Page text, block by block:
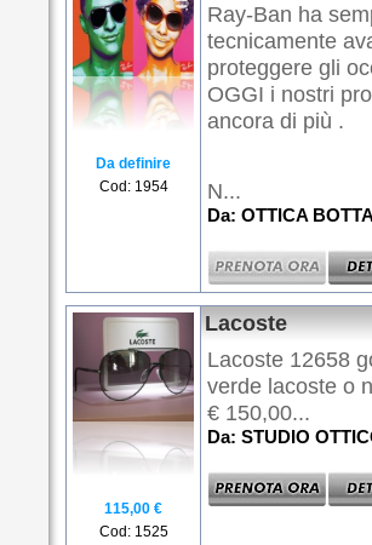
Da definire
Cod: 1954
Ray-Ban ha
tecnicamente
proteggere gli
OGGI i nostri
ancora di più .
N...
Da: OTTICA
115,00 €
Cod: 1525
Lacoste
Lacoste 12658
verde lacoste o
€ 150,00...
Da: STUDIO